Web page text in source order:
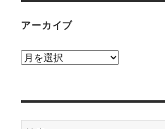
アーカイブ
ア